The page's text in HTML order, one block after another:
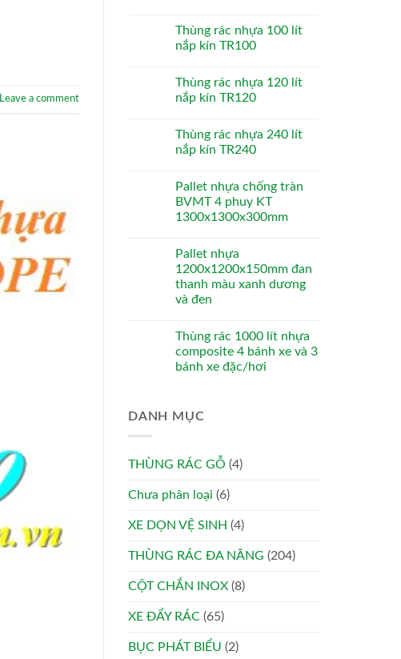
Leave a comment
Thùng rác nhựa 100 lít
nắp kín TR100
Thùng rác nhựa 120 lít
nắp kín TR120
Thùng rác nhựa 240 lít
nắp kín TR240
Pallet nhựa chống tràn
BVMT 4 phuy KT
1300x1300x300mm
Pallet nhựa
1200x1200x150mm đan
thanh màu xanh dương
và đen
Thùng rác 1000 lít nhựa
composite 4 bánh xe và 3
bánh xe đặc/hơi
DANH MỤC
THÙNG RÁC GỖ (4)
Chưa phân loại (6)
XE DỌN VỆ SINH (4)
THÙNG RÁC ĐA NĂNG (204)
CỘT CHẮN INOX (8)
XE ĐẨY RÁC (65)
BỤC PHÁT BIỂU (2)